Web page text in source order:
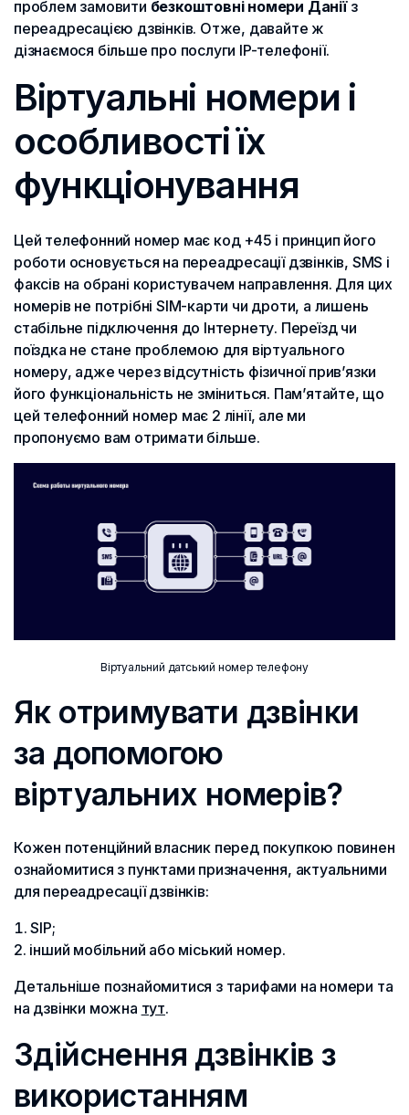
проблем замовити безкоштовні номери Даніїз
переадресацією дзвінків. Отже, давайте ж
дізнаємося більше про послуги IP-телефонії.
Віртуальні номери і
особливості їх
функціонування
Цей телефонний номер має код +45 і принцип його
роботи основується на переадресації дзвінків, SMS і
факсів на обрані користувачем направлення. Для цих
номерів не потрібні SIM-карти чи дроти, а лишень
стабільне підключення до Інтернету. Переїзд чи
поїздка не стане проблемою для віртуального
номеру, адже через відсутність фізичної прив’язки
його функціональність не зміниться. Пам’ятайте, що
цей телефонний номер має 2 лінії, але ми
пропонуємо вам отримати більше.
Віртуальний датський номер телефону
Як отримувати дзвінки
за допомогою
віртуальних номерів?
Кожен потенційний власник перед покупкою повинен
ознайомитися з пунктами призначення, актуальними
для переадресації дзвінків:
SIP;
інший мобільний або міський номер.
Детальніше познайомитися з тарифами на номери та
на дзвінки можна тут.
Здійснення дзвінків з
використанням